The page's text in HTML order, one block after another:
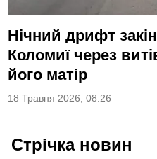
Нічний дрифт
Коломиї через
його матір
18 Травня 2026, 08:26
Стрічка новин